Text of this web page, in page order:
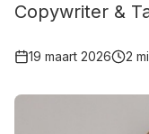
Copywriter &
19 maart 2026 2